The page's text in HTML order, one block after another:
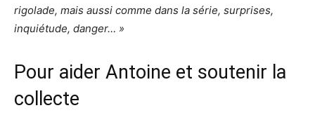
rigolade, mais aussi comme dans la série, surprises,
inquiétude, danger… »
Pour aider Antoine et soutenir la
collecte